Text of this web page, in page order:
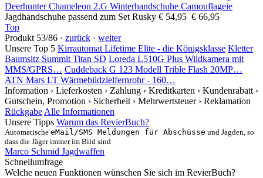
Deerhunter Chameleon 2.G Winterhandschuhe Camouflageie
Jagdhandschuhe passend zum Set Rusky € 54,95 € 66,95
Top
Produkt 53/86 · zurück · weiter
Unsere Top 5 Kirrautomat Lifetime Elite - die Königsklasse Kletter
Baumsitz Summit Titan SD Loreda L510G Plus Wildkamera mit
MMS/GPRS… Cuddeback G 123 Modell Trible Flash 20MP…
ATN Mars LT Wärmebildzielfernrohr - 160…
Information › Lieferkosten › Zahlung › Kreditkarten › Kundenrabatt ›
Gutschein, Promotion › Sicherheit › Mehrwertsteuer › Reklamation
Rückgabe Alle Informationen
Unsere Tipps Warum das RevierBuch?
Automatische eMail/SMS Meldungen für Abschüsse und Jagden, so
dass die Jäger immer im Bild sind
Marco Schmid Jagdwaffen
Schnellumfrage
Welche neuen Funktionen wünschen Sie sich im RevierBuch?